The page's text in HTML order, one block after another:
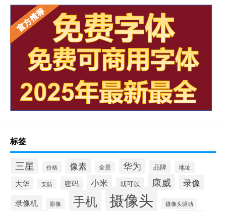
标签
三星 价格 像素 全景 华为 品牌 地址
大华 安防 密码 小米 就可以 康威 录像
录像机 影像 手机 摄像头 摄像头驱动